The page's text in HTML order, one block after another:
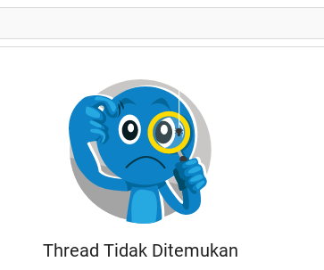
Thread Tidak Ditemukan